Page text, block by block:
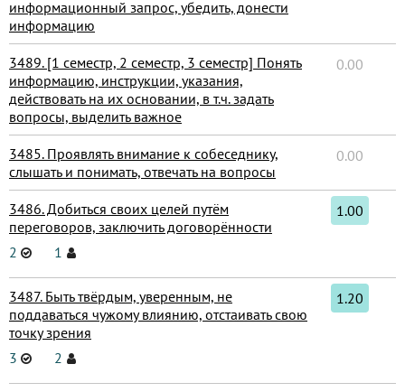
информационный запрос, убедить, донести
информацию
3489. [1 семестр, 2 семестр, 3 семестр] Понять
информацию, инструкции, указания,
действовать на их основании, в т.ч. задать
вопросы, выделить важное
0.00
3485. Проявлять внимание к собеседнику,
слышать и понимать, отвечать на вопросы
0.00
3486. Добиться своих целей путём
переговоров, заключить договорённости
2
1
1.00
3487. Быть твёрдым, уверенным, не
поддаваться чужому влиянию, отстаивать свою
точку зрения
3
2
1.20